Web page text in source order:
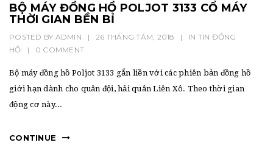
BỘ MÁY ĐỒNG HỒ POLJOT 3133 CỔ MÁY
THỜI GIAN BỀN BỈ
POSTED BY ADMIN | 26 THÁNG TÁM, 2018 | IN TIN ĐỒNG
HỒ
| 0 COMMENT
Bộ máy đồng hồ Poljot 3133 gắn liền với các phiên bản đồng hồ
giới hạn dành cho quân đội, hải quân Liên Xô. Theo thời gian
động cơ này...
CONTINUE